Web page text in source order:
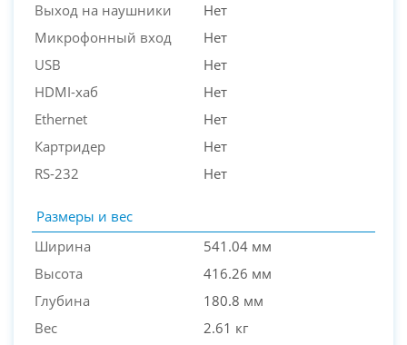
Выход на наушники
Нет
Микрофонный вход
Нет
USB
Нет
HDMI-хаб
Нет
Ethernet
Нет
Картридер
Нет
RS-232
Нет
Размеры и вес
Ширина
541.04 мм
Высота
416.26 мм
Глубина
180.8 мм
Вес
2.61 кг